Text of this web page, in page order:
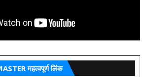
महत्वपूर्ण लिंक